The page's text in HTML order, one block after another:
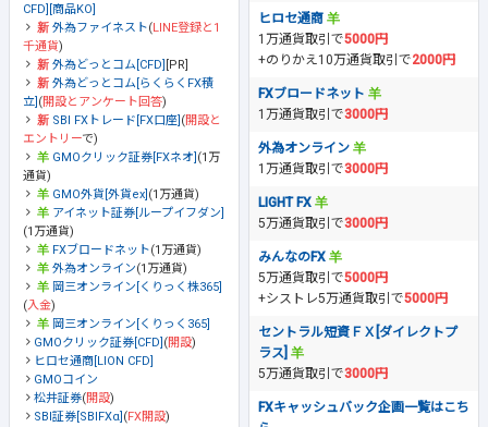
CFD][商品KO]
外為ファイネスト(LINE登録と1
千通貨)
外為どっとコム[CFD] [PR]
外為どっとコム[らくらくFX積
立] (開設とアンケート回答)
SBI FXトレード[FX口座] (開設と
エントリーで)
GMOクリック証券[FXネオ] (1万
通貨)
GMO外貨[外貨ex] (1万通貨)
アイネット証券[ループイフダン]
(1万通貨)
FXブロードネット(1万通貨)
外為オンライン(1万通貨)
岡三オンライン[くりっく株365]
(入金)
岡三オンライン[くりっく365]
GMOクリック証券[CFD] (開設)
ヒロセ通商[LION CFD]
GMOコイン
松井証券(開設)
SBI証券[SBIFXα] (FX開設)
ヒロセ通商
1万通貨取引で5000円
+のりかえ10万通貨取引で2000円
FXブロードネット
1万通貨取引で3000円
外為オンライン
1万通貨取引で3000円
LIGHT FX
5万通貨取引で3000円
みんなのFX
5万通貨取引で5000円
+シストレ5万通貨取引で5000円
セントラル短資ＦＸ[ダイレクトプ
ラス]
5万通貨取引で3000円
FXキャッシュバック企画一覧はこち